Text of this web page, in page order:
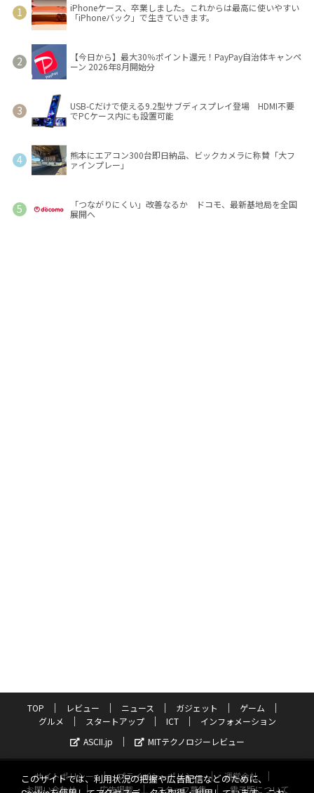
iPhoneケース、卒業しました。これからは最高に使いやすい
「iPhoneバック」で生きていきます。
【今日から】最大30％ポイント還元！PayPay自治体キャンペ
ーン 2026年8月開始分
USB-Cだけで使える9.2型サブディスプレイ登場 HDMI不要
でPCケース内にも設置可能
熊本にエアコン300台即日納品、ビックカメラに称賛「大フ
ァインプレー」
「つながりにくい」改善なるか ドコモ、最新基地局を全国
展開へ
TOP レビュー ニュース ガジェット
ゲーム
グルメ
スタートアップ ICT
インフォメーション
ASCII.jp
MITテクノロジーレビュー
サイトポリシー プライバシーポリシー
運営会社
お問い合わせ
広告掲載 スタッフ募集 電子版について
このサイトでは、利用状況の把握や広告配信などのために、